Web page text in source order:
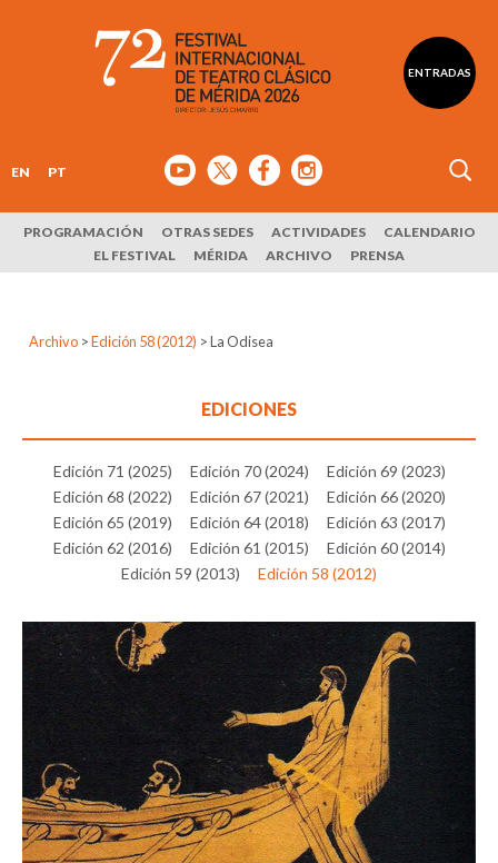
ENTRADAS
EN PT
PROGRAMACIÓN OTRAS SEDES ACTIVIDADES
CALENDARIO
EL FESTIVAL
MÉRIDA ARCHIVO PRENSA
Archivo > Edición 58 (2012) >La Odisea
EDICIONES
Edición 71 (2025) Edición 70 (2024)
Edición 69 (2023)
Edición 68 (2022)
Edición 67 (2021)
Edición 66 (2020)
Edición 65 (2019)
Edición 64 (2018)
Edición 63 (2017)
Edición 62 (2016)
Edición 61 (2015)
Edición 60 (2014)
Edición 59 (2013)
Edición 58 (2012)